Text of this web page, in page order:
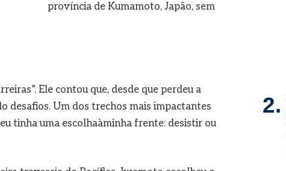
província de Kumamoto, Japão, sem
Ele contou que, desde que perdeu a
desafios. Um dos trechos mais impactantes
tinha uma escolhaàminha frente: desistir ou